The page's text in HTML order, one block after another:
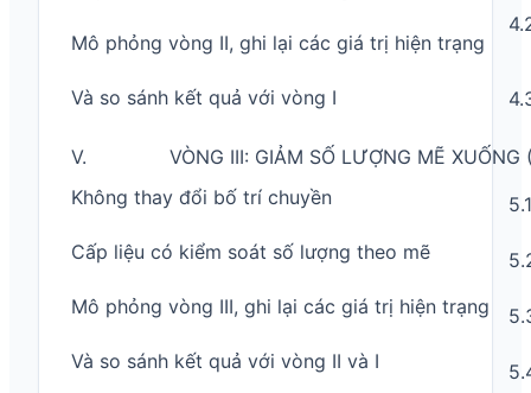
Mô phỏng vòng II, ghi lại các giá trị hiện trạng
Và so sánh kết quả với vòng I
V. VÒNG III: GIẢM SỐ LƯỢNG MẼ XUỐNG
Không thay đổi bố trí chuyền
Cấp liệu có kiểm soát số lượng theo mẽ
Mô phỏng vòng III, ghi lại các giá trị hiện trạng
Và so sánh kết quả với vòng II và I
5.1